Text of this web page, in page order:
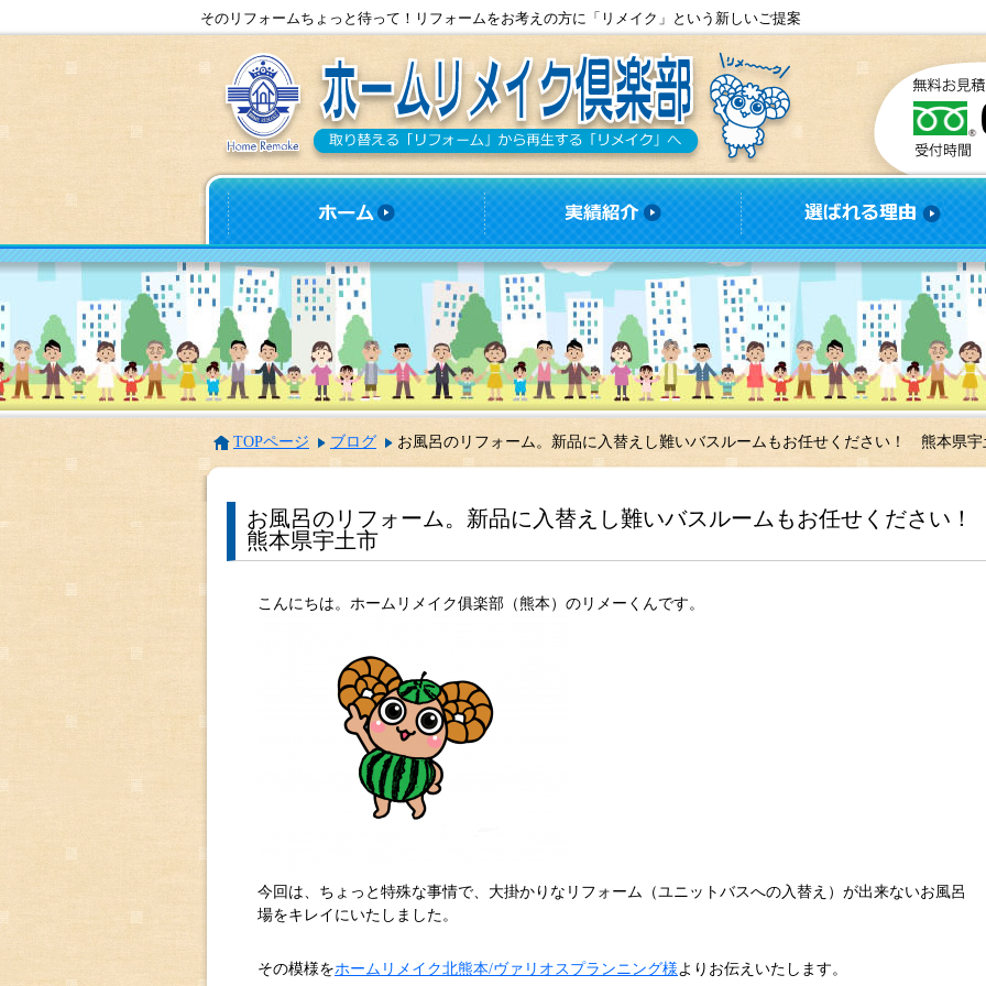
そのリフォームちょっと待って！リフォームをお考えの方に「リメイク」という新しいご提案
TOPページ ブログ お風呂のリフォーム。新品に入替えし難いバスルームもお任せください！ 熊本県宇
お風呂のリフォーム。新品に入替えし難いバスルームもお任せください
熊本県宇土市
こんにちは。ホームリメイク俱楽部（熊本）のリメーくんです。
今回は、ちょっと特殊な事情で、大掛かりなリフォーム（ユニットバスへの入替え）が出来ないお風呂
場をキレイにいたしました。
その模様をホームリメイク北熊本/ヴァリオスプランニング様よりお伝えいたします。